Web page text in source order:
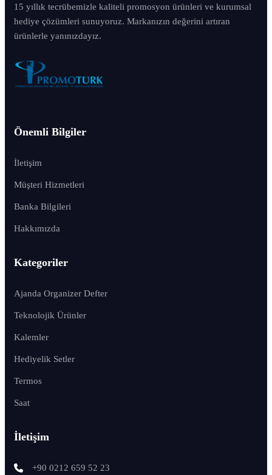
15 yıllık tecrübemizle kaliteli promosyon ürünleri ve kurumsal
hediye çözümleri sunuyoruz. Markanızın değerini artıran
ürünlerle yanınızdayız.
Önemli Bilgiler
İletişim
Müşteri Hizmetleri
Banka Bilgileri
Hakkımızda
Kategoriler
Ajanda Organizer Defter
Teknolojik Ürünler
Kalemler
Hediyelik Setler
Termos
Saat
İletişim
+90 0212 659 52 23